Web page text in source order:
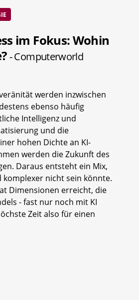
im Fokus: Wohin
- Computerworld
werden inzwischen
ebenso häufig
Intelligenz und
und die
hohen Dichte an KI-
werden die Zukunft des
Daraus entsteht ein Mix,
nicht sein könnte.
Dimensionen erreicht, die
- fast nur noch mit KI
Zeit also für einen